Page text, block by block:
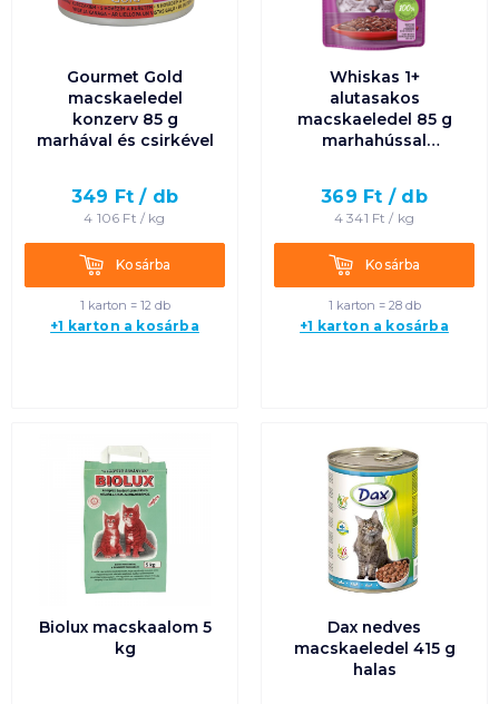
Gourmet Gold
macskaeledel
konzerv 85 g
marhával és csirkével
349 Ft / db
4 106 Ft / kg
KosárbaKosárba
1 karton = 12 db
+1 karton a kosárba
Whiskas 1+
alutasakos
macskaeledel 85 g
marhahússal
369 Ft / db
4 341 Ft / kg
KosárbaKosárba
1 karton = 28 db
+1 karton a kosárba
Biolux macskaalom 5
kg
Dax nedves
macskaeledel 415 g
halas